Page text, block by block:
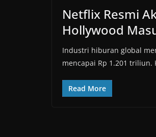
Netflix Resmi
Hollywood
Industri hiburan global
mencapai Rp 1.201 triliun.
Read More